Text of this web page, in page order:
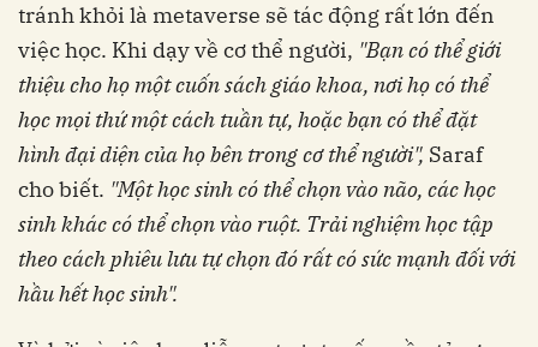
tránh khỏi là metaverse sẽ tác động rất lớn đến
việc học. Khi dạy về cơ thể người, "Bạn có thể giới
thiệu cho họ một cuốn sách giáo khoa, nơi họ có thể
học mọi thứ một cách tuần tự, hoặc bạn có thể đặt
hình đại diện của họ bên trong cơ thể người", Saraf
cho biết. "Một học sinh có thể chọn vào não, các học
sinh khác có thể chọn vào ruột. Trải nghiệm học tập
theo cách phiêu lưu tự chọn đó rất có sức mạnh đối với
hầu hết học sinh".